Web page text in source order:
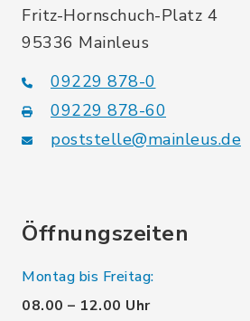
Fritz-Hornschuch-Platz 4
95336 Mainleus
09229 878-0
09229 878-60
poststelle@mainleus.de
Öffnungszeiten
Montag bis Freitag:
08.00 – 12.00 Uhr